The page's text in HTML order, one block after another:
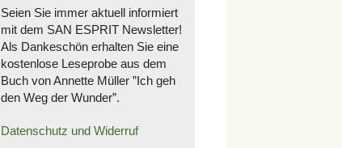
Seien Sie immer aktuell informiert
mit dem SAN ESPRIT Newsletter!
Als Dankeschön erhalten Sie eine
kostenlose Leseprobe aus dem
Buch von Annette Müller ”Ich geh
den Weg der Wunder”.
Datenschutz und Widerruf